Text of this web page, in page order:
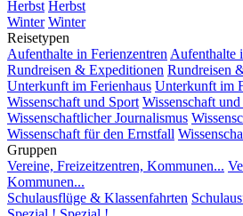
Herbst Herbst
Winter Winter
Reisetypen
Aufenthalte in Ferienzentren Aufenthalte
Rundreisen & Expeditionen Rundreisen
Unterkunft im Ferienhaus Unterkunft im
Wissenschaft und Sport Wissenschaft
Wissenschaftlicher Journalismus
Wissenschaft für den Ernstfall
Gruppen
Vereine, Freizeitzentren, Kommunen...
Kommunen...
Schulausflüge & Klassenfahrten